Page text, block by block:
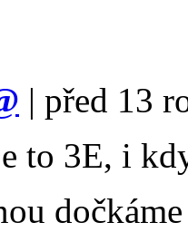
| před 13
to 3E, i